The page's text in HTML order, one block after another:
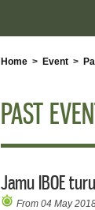
Home > Event >
PAST
Jamu IBOE
From 04 May